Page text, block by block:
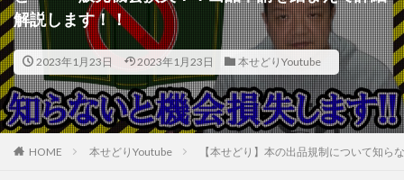
解説します！！
2023年1月23日 2023年1月23日 本せどりYoutube
HOME 本せどりYoutube 【本せどり】本の出品規制について知